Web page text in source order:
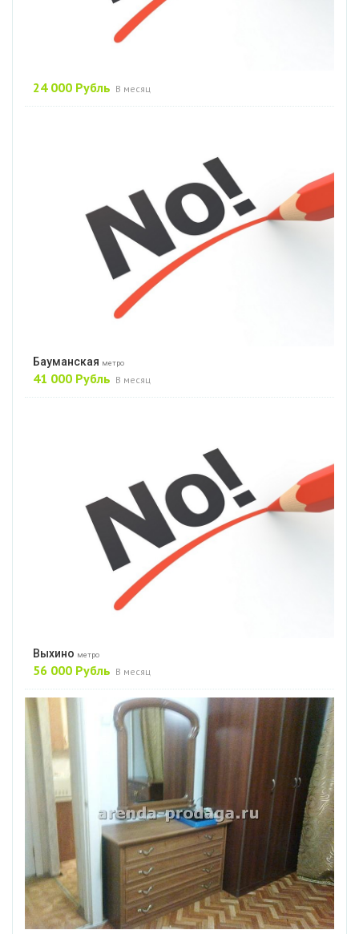
24 000 Рубль В месяц
Бауманская метро
41 000 Рубль В месяц
Выхино метро
56 000 Рубль В месяц